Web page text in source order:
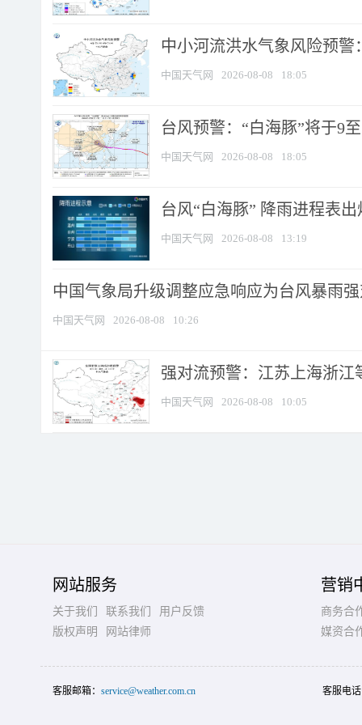
中小河流洪水气象风险预
中国天气网 2026-08-08 18:05
台风预警：“白海豚”将于9
中国天气网 2026-08-08 18:05
台风“白海豚” 降雨进程表
中国天气网 2026-08-08 13:19
中国气象局升级调整应急响应为台风暴雨
中国天气网 2026-08-08 10:26
强对流预警：江苏上海浙江
中国天气网 2026-08-08 10:05
网站服务
关于我们 联系我们
用户反馈
版权声明
网站律师
营销
商务合
媒资合
客服邮箱： service@weather.com.cn 客服电